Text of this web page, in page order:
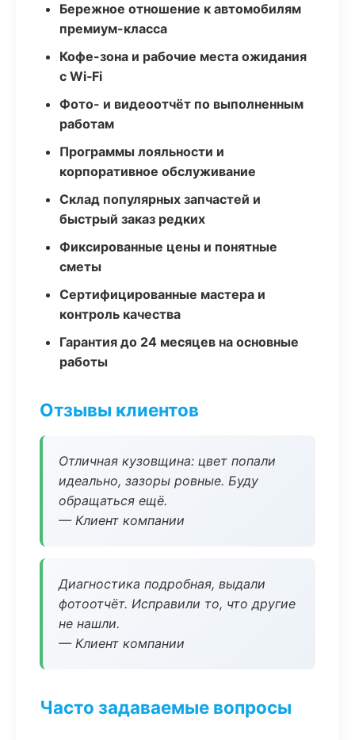
Бережное отношение к автомобилям
премиум-класса
Кофе-зона и рабочие места ожидания
с Wi‑Fi
Фото- и видеоотчёт по выполненным
работам
Программы лояльности и
корпоративное обслуживание
Склад популярных запчастей и
быстрый заказ редких
Фиксированные цены и понятные
сметы
Сертифицированные мастера и
контроль качества
Гарантия до 24 месяцев на основные
работы
Отзывы клиентов
Отличная кузовщина: цвет попали
идеально, зазоры ровные. Буду
обращаться ещё.
— Клиент компании
Диагностика подробная, выдали
фотоотчёт. Исправили то, что другие
не нашли.
— Клиент компании
Часто задаваемые вопросы